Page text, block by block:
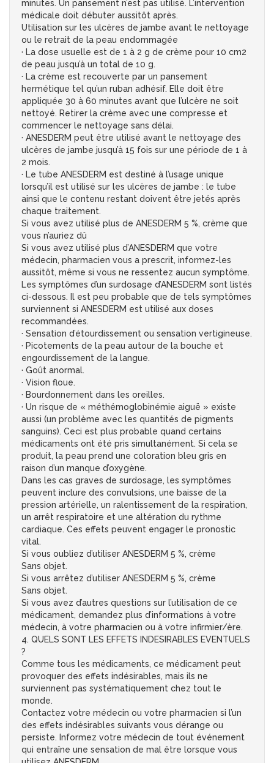
minutes. Un pansement n’est pas utilisé. L’intervention
médicale doit débuter aussitôt après.
Utilisation sur les ulcères de jambe avant le nettoyage
ou le retrait de la peau endommagée
· La dose usuelle est de 1 à 2 g de crème pour 10 cm2
de peau jusqu’à un total de 10 g.
· La crème est recouverte par un pansement
hermétique tel qu’un ruban adhésif. Elle doit être
appliquée 30 à 60 minutes avant que l’ulcère ne soit
nettoyé. Retirer la crème avec une compresse et
commencer le nettoyage sans délai.
· ANESDERM peut être utilisé avant le nettoyage des
ulcères de jambe jusqu’à 15 fois sur une période de 1 à
2 mois.
· Le tube ANESDERM est destiné à l’usage unique
lorsqu’il est utilisé sur les ulcères de jambe : le tube
ainsi que le contenu restant doivent être jetés après
chaque traitement.
Si vous avez utilisé plus de ANESDERM 5 %, crème que
vous n’auriez dû
Si vous avez utilisé plus d’ANESDERM que votre
médecin, pharmacien vous a prescrit, informez-les
aussitôt, même si vous ne ressentez aucun symptôme.
Les symptômes d’un surdosage d’ANESDERM sont listés
ci-dessous. Il est peu probable que de tels symptômes
surviennent si ANESDERM est utilisé aux doses
recommandées.
· Sensation d’étourdissement ou sensation vertigineuse.
· Picotements de la peau autour de la bouche et
engourdissement de la langue.
· Goût anormal.
· Vision floue.
· Bourdonnement dans les oreilles.
· Un risque de « méthémoglobinémie aiguë » existe
aussi (un problème avec les quantités de pigments
sanguins). Ceci est plus probable quand certains
médicaments ont été pris simultanément. Si cela se
produit, la peau prend une coloration bleu gris en
raison d’un manque d’oxygène.
Dans les cas graves de surdosage, les symptômes
peuvent inclure des convulsions, une baisse de la
pression artérielle, un ralentissement de la respiration,
un arrêt respiratoire et une altération du rythme
cardiaque. Ces effets peuvent engager le pronostic
vital.
Si vous oubliez d’utiliser ANESDERM 5 %, crème
Sans objet.
Si vous arrêtez d’utiliser ANESDERM 5 %, crème
Sans objet.
Si vous avez d’autres questions sur l’utilisation de ce
médicament, demandez plus d’informations à votre
médecin, à votre pharmacien ou à votre infirmier/ère.
4. QUELS SONT LES EFFETS INDESIRABLES EVENTUELS
?
Comme tous les médicaments, ce médicament peut
provoquer des effets indésirables, mais ils ne
surviennent pas systématiquement chez tout le
monde.
Contactez votre médecin ou votre pharmacien si l’un
des effets indésirables suivants vous dérange ou
persiste. Informez votre médecin de tout événement
qui entraîne une sensation de mal être lorsque vous